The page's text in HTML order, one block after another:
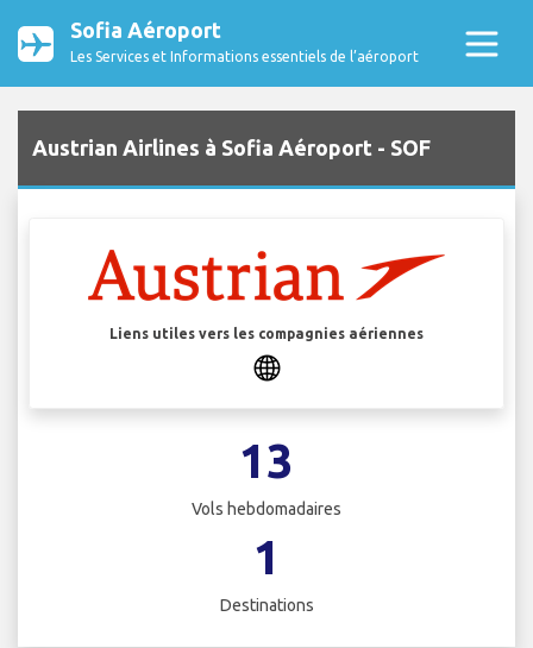
Sofia Aéroport
Les Services et Informations essentiels de l’aéroport
Austrian Airlines à Sofia Aéroport - SOF
Liens utiles vers les compagnies aériennes
13
Vols hebdomadaires
1
Destinations